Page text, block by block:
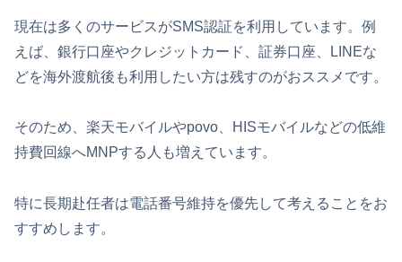
現在は多くのサービスがSMS認証を利用しています。例
えば、銀行口座やクレジットカード、証券口座、LINEな
どを海外渡航後も利用したい方は残すのがおススメです。
そのため、楽天モバイルやpovo、HISモバイルなどの低維
持費回線へMNPする人も増えています。
特に長期赴任者は電話番号維持を優先して考えることをお
すすめします。